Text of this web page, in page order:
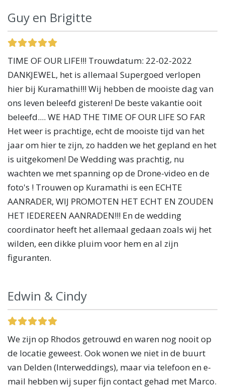
Guy en Brigitte
TIME OF OUR LIFE!!! Trouwdatum: 22-02-2022
DANKJEWEL, het is allemaal Supergoed verlopen
hier bij Kuramathi!!! Wij hebben de mooiste dag van
ons leven beleefd gisteren! De beste vakantie ooit
beleefd.... WE HAD THE TIME OF OUR LIFE SO FAR
Het weer is prachtige, echt de mooiste tijd van het
jaar om hier te zijn, zo hadden we het gepland en het
is uitgekomen! De Wedding was prachtig, nu
wachten we met spanning op de Drone-video en de
foto's ! Trouwen op Kuramathi is een ECHTE
AANRADER, WIJ PROMOTEN HET ECHT EN ZOUDEN
HET IEDEREEN AANRADEN!!! En de wedding
coordinator heeft het allemaal gedaan zoals wij het
wilden, een dikke pluim voor hem en al zijn
figuranten.
Edwin & Cindy
We zijn op Rhodos getrouwd en waren nog nooit op
de locatie geweest. Ook wonen we niet in de buurt
van Delden (Interweddings), maar via telefoon en e-
mail hebben wij super fijn contact gehad met Marco.